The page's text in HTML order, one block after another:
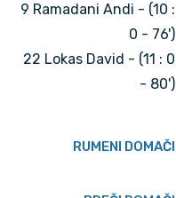
9 Ramadani Andi - (10 :
0 - 76')
22 Lokas David - (11 : 0
- 80')
RUMENI DOMAČI